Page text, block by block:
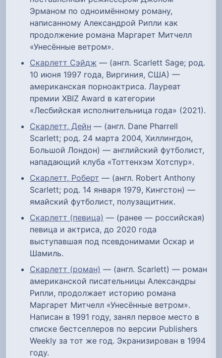
Эрманом по одноимённому роману,
написанному Александрой Рипли как
продолжение романа Маргарет Митчелл
«Унесённые ветром».
Скарлетт Сэйдж — (англ. Scarlett Sage; род.
10 июня 1997 года, Виргиния, США) —
американская порноактриса. Лауреат
премии XBIZ Award в категории
«Лесбийская исполнительница года» (2021).
Скарлетт, Дейн — (англ. Dane Pharrell
Scarlett; род. 24 марта 2004, Хиллингдон,
Большой Лондон) — английский футболист,
нападающий клуба «Тоттенхэм Хотспур».
Скарлетт, Роберт — (англ. Robert Anthony
Scarlett; род. 14 января 1979, Кингстон) —
ямайский футболист, полузащитник.
Скарлетт (певица) — (ранее — российская)
певица и актриса, до 2020 года
выступавшая под псевдонимами Оскар и
Шамиль.
Скарлетт (роман) — (англ. Scarlett) — роман
американской писательницы Александры
Рипли, продолжает историю романа
Маргарет Митчелл «Унесённые ветром».
Написан в 1991 году, занял первое место в
списке бестселлеров по версии Publishers
Weekly за тот же год. Экранизирован в 1994
году.